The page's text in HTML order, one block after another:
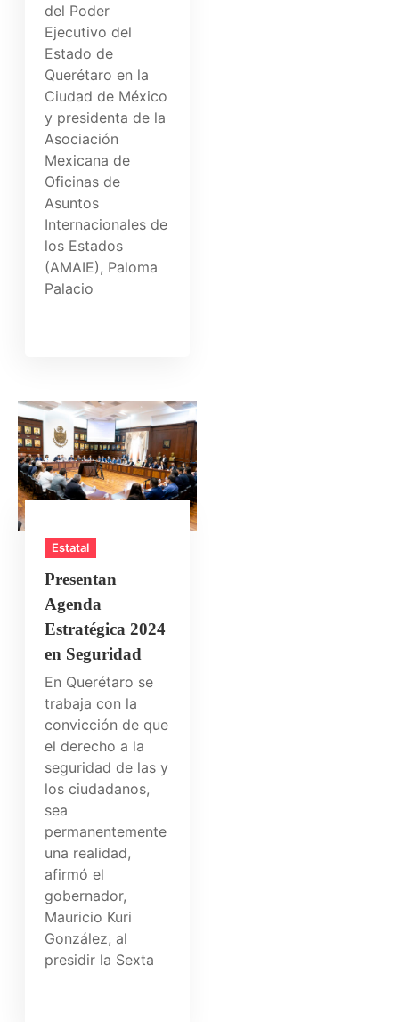
del Poder
Ejecutivo del
Estado de
Querétaro en la
Ciudad de México
y presidenta de la
Asociación
Mexicana de
Oficinas de
Asuntos
Internacionales de
los Estados
(AMAIE), Paloma
Palacio
Estatal
Presentan
Agenda
Estratégica 2024
en Seguridad
En Querétaro se
trabaja con la
convicción de que
el derecho a la
seguridad de las y
los ciudadanos,
sea
permanentemente
una realidad,
afirmó el
gobernador,
Mauricio Kuri
González, al
presidir la Sexta